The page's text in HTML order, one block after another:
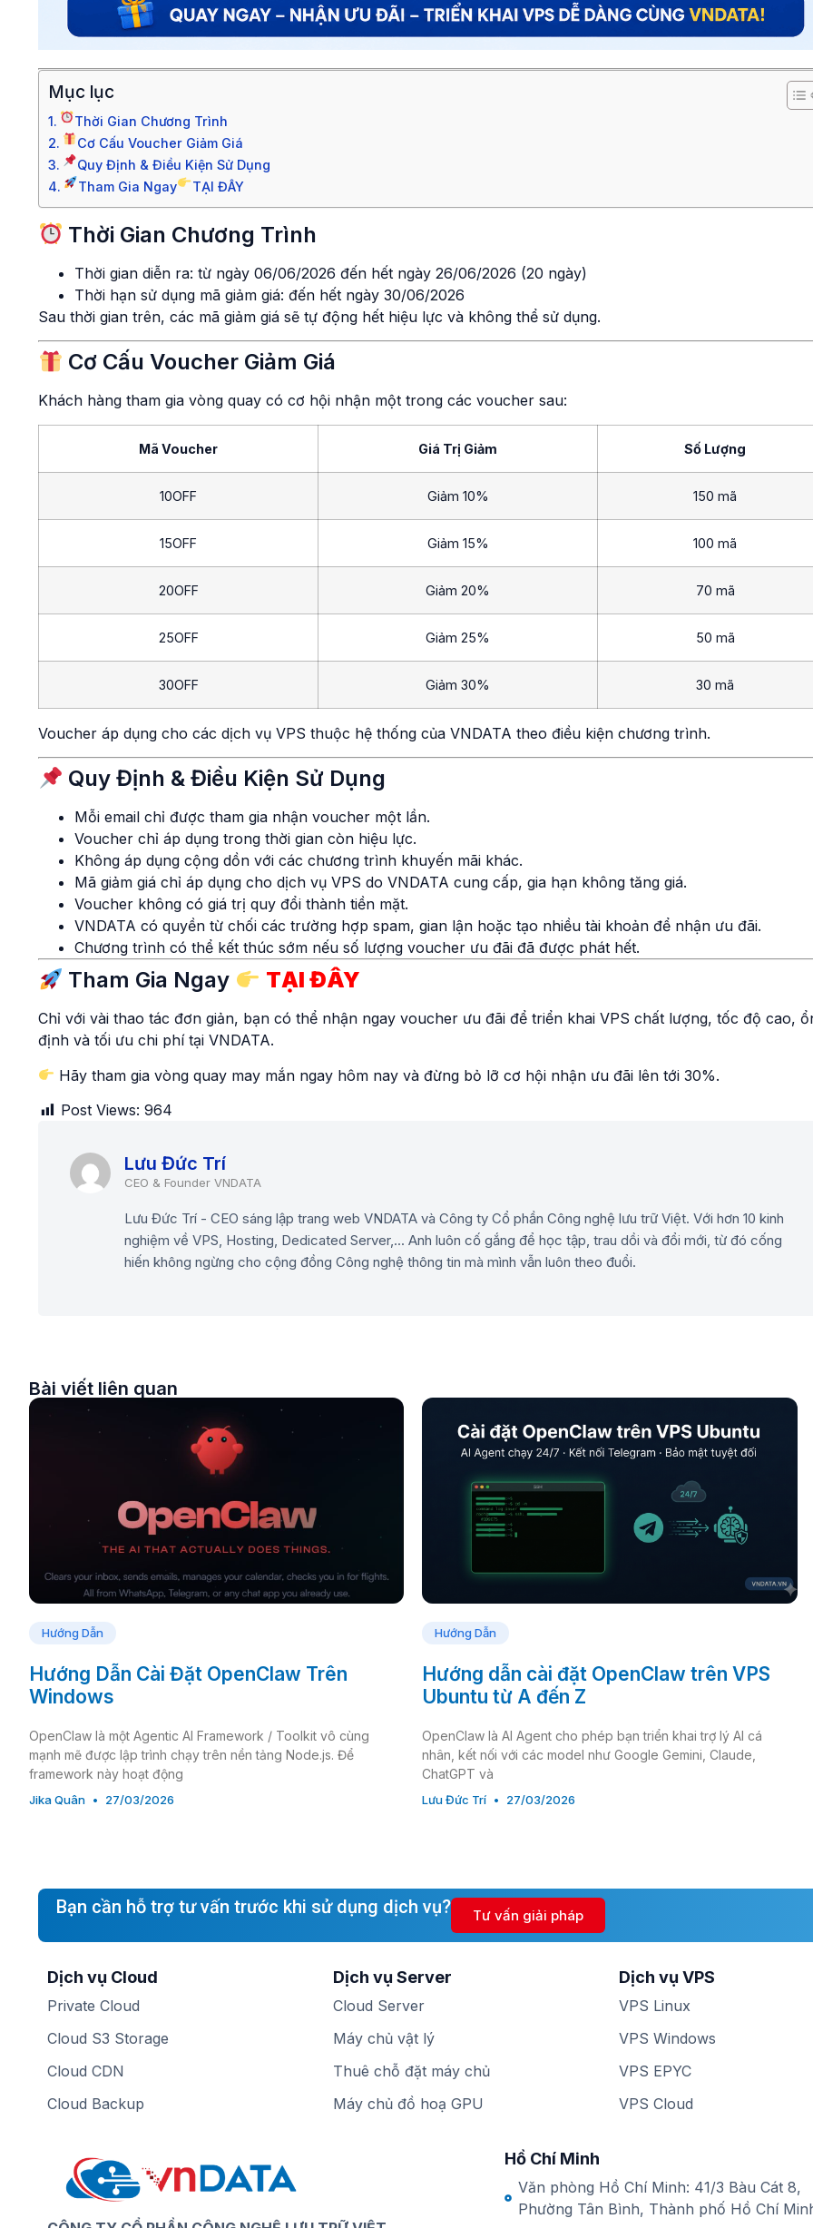
Mục lục
Thời Gian Chương Trình
Cơ Cấu Voucher Giảm Giá
Quy Định & Điều Kiện Sử Dụng
Tham Gia Ngay
TẠI ĐÂY
Thời Gian Chương Trình
Thời gian diễn ra: từ ngày 06/06/2026 đến hết ngày 26/06/2026 (20 ngày)
Thời hạn sử dụng mã giảm giá: đến hết ngày 30/06/2026
Sau thời gian trên, các mã giảm giá sẽ tự động hết hiệu lực và không thể sử dụng.
Cơ Cấu Voucher Giảm Giá
Khách hàng tham gia vòng quay có cơ hội nhận một trong các voucher sau:
Mã Voucher Giá Trị Giảm Số Lượng
10OFF Giảm 10% 150 mã
15OFF Giảm 15% 100 mã
20OFF Giảm 20% 70 mã
25OFF Giảm 25% 50 mã
30OFF Giảm 30% 30 mã
Voucher áp dụng cho các dịch vụ VPS thuộc hệ thống của VNDATA theo điều kiện chương trình.
Quy Định & Điều Kiện Sử Dụng
Mỗi email chỉ được tham gia nhận voucher một lần.
Voucher chỉ áp dụng trong thời gian còn hiệu lực.
Không áp dụng cộng dồn với các chương trình khuyến mãi khác.
Mã giảm giá chỉ áp dụng cho dịch vụ VPS do VNDATA cung cấp, gia hạn không tăng giá.
Voucher không có giá trị quy đổi thành tiền mặt.
VNDATA có quyền từ chối các trường hợp spam, gian lận hoặc tạo nhiều tài khoản để nhận ưu đãi.
Chương trình có thể kết thúc sớm nếu số lượng voucher ưu đãi đã được phát hết.
Tham Gia Ngay TẠI ĐÂY
Chỉ với vài thao tác đơn giản, bạn có thể nhận ngay voucher ưu đãi để triển khai VPS chất lượng, tốc độ cao,
định và tối ưu chi phí tại VNDATA.
Hãy tham gia vòng quay may mắn ngay hôm nay và đừng bỏ lỡ cơ hội nhận ưu đãi lên tới 30%.
Post Views: 964
Lưu Đức Trí
Lưu Đức Trí - CEO sáng lập trang web VNDATA và Công ty Cổ phần Công nghệ lưu trữ Việt. Với hơn 10 kinh
nghiệm về VPS, Hosting, Dedicated Server,... Anh luôn cố gắng để học tập, trau dồi và đổi mới, từ đó cống
hiến không ngừng cho cộng đồng Công nghệ thông tin mà mình vẫn luôn theo đuổi.
Bài viết liên quan
Hướng Dẫn
Hướng Dẫn Cài Đặt OpenClaw Trên
Windows
OpenClaw là một Agentic AI Framework / Toolkit vô cùng
mạnh mẽ được lập trình chạy trên nền tảng Node.js. Để
framework này hoạt động
Jika Quân 27/03/2026
Hướng Dẫn
Hướng dẫn cài đặt OpenClaw trên VPS
Ubuntu từ A đến Z
OpenClaw là AI Agent cho phép bạn triển khai trợ lý AI cá
nhân, kết nối với các model như Google Gemini, Claude,
ChatGPT và
Lưu Đức Trí 27/03/2026
Bạn cần hỗ trợ tư vấn trước khi sử dụng dịch vụ? Tư vấn giải pháp
Dịch vụ Cloud
Private Cloud
Cloud S3 Storage
Cloud CDN
Cloud Backup
Dịch vụ Server
Cloud Server
Máy chủ vật lý
Thuê chỗ đặt máy chủ
Máy chủ đồ hoạ GPU
Dịch vụ VPS
VPS Linux
VPS Windows
VPS EPYC
VPS Cloud
Hồ Chí Minh
Văn phòng Hồ Chí Minh: 41/3 Bàu Cát 8,
Phường Tân Bình, Thành phố Hồ Chí